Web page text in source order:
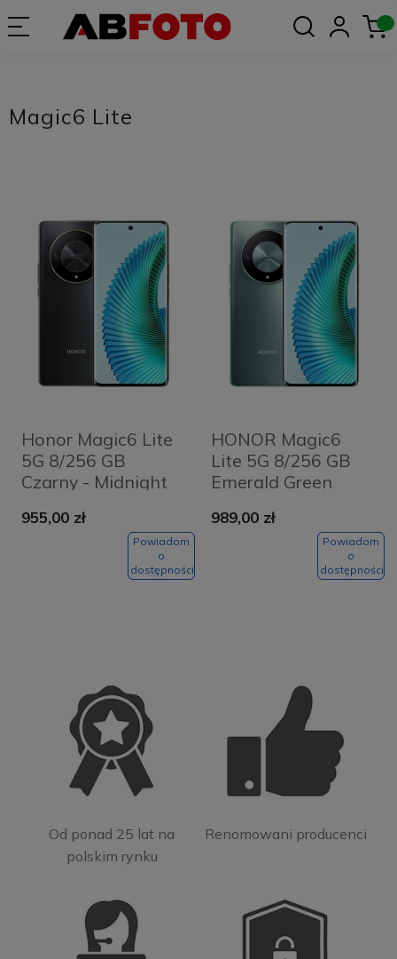
Magic6 Lite
Honor Magic6 Lite
5G 8/256 GB
Czarny - Midnight
955,00 zł
Powiadom
o
dostępności
HONOR Magic6
Lite 5G 8/256 GB
Emerald Green
989,00 zł
Powiadom
o
dostępności
Od ponad 25 lat na
polskim rynku
Renomowani producenci